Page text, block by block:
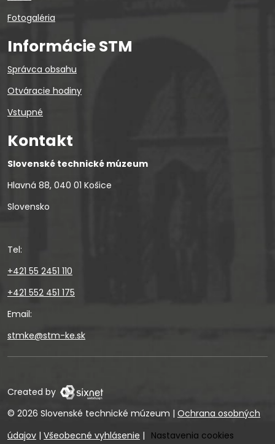
Fotogaléria
Informácie STM
Správca obsahu
Otváracie hodiny
Vstupné
Kontakt
Slovenské technické múzeum
Hlavná 88, 040 01 Košice
Slovensko
Tel:
+421 55 2451 110
+421 552 451 175
Email:
stmke@stm-ke.sk
Created by
© 2026 Slovenské technické múzeum | Ochrana osobných
údajov | Všeobecné vyhlásenie | Nastavenia cookies